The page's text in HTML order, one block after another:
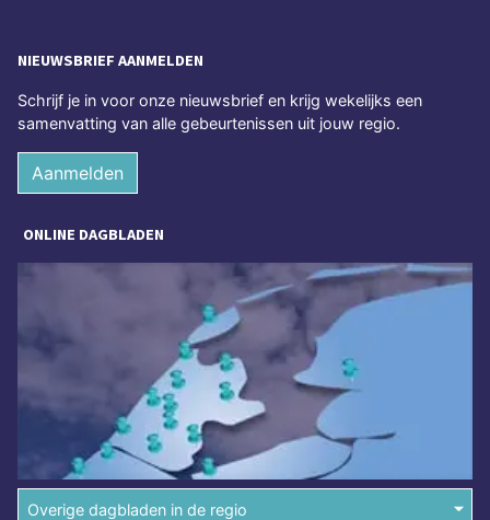
NIEUWSBRIEF AANMELDEN
Schrijf je in voor onze nieuwsbrief en krijg wekelijks een
samenvatting van alle gebeurtenissen uit jouw regio.
Aanmelden
ONLINE DAGBLADEN
Overige dagbladen in de regio